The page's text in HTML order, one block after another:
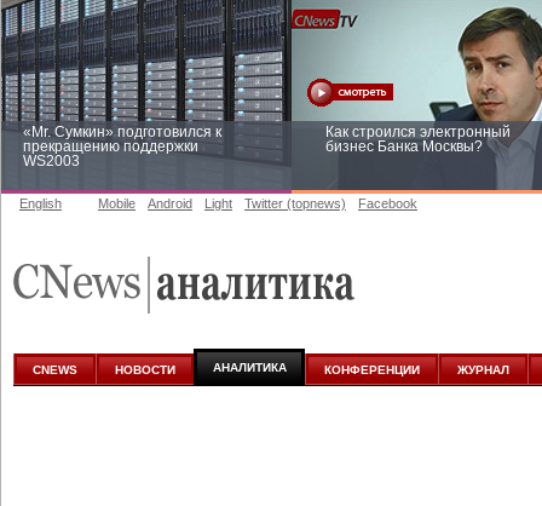
«Mr. Сумкин» подготовился к
прекращению поддержки
WS2003
Как строился электронный
бизнес Банка Москвы?
аналитике
English Mobile Android Light Twitter (topnews) Facebook
CNEWS НОВОСТИ АНАЛИТИКА КОНФЕРЕНЦИИ ЖУРНАЛ